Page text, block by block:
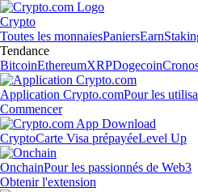
Crypto
Toutes les monnaiesPaniersEarn
Tendance
BitcoinEthereumXRPDogecoin
Application Crypto.comPour les
Commencer
CryptoCarte Visa prépayéeLevel Up
OnchainPour les passionnés de Web3
Obtenir l'extension